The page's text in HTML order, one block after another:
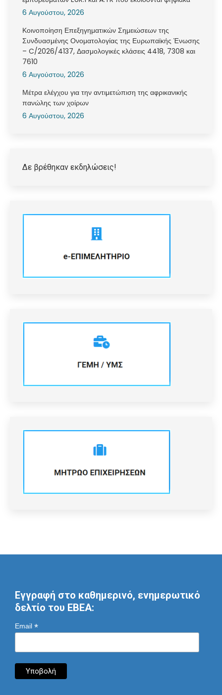
6 Αυγούστου, 2026
Κοινοποίηση Επεξηγηματικών Σημειώσεων της
Συνδυασμένης Ονοματολογίας της Ευρωπαϊκής Ένωσης
– C/2026/4137, Δασμολογικές κλάσεις 4418, 7308 και
7610
6 Αυγούστου, 2026
Μέτρα ελέγχου για την αντιμετώπιση της αφρικανικής
πανώλης των χοίρων
6 Αυγούστου, 2026
Δε βρέθηκαν εκδηλώσεις!
Εγγραφή στο καθημερινό, ενημερωτικό
δελτίο του ΕΒΕΑ:
Email *